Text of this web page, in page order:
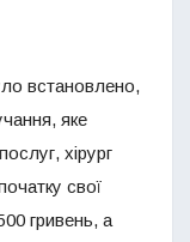
встановлено,
яке
хірург
свої
гривень, а